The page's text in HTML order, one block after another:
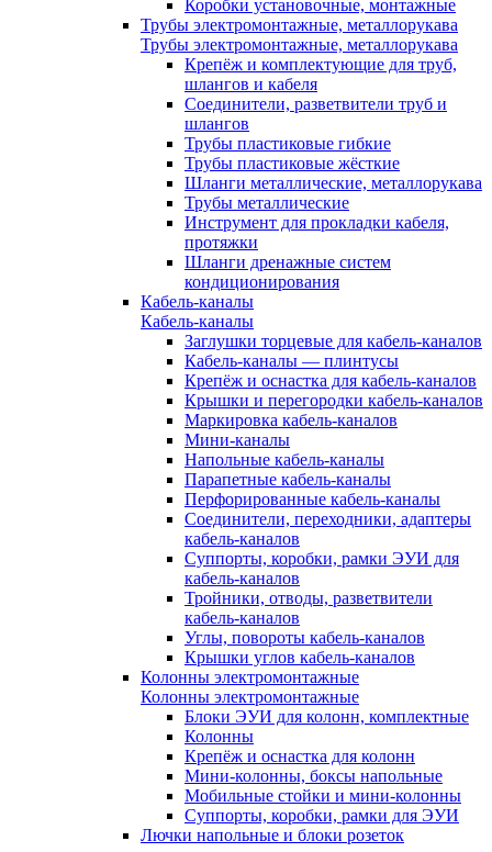
Коробки установочные, монтажные
Трубы электромонтажные, металлорукава
Трубы электромонтажные, металлорукава
Крепёж и комплектующие для труб,
шлангов и кабеля
Соединители, разветвители труб и
шлангов
Трубы пластиковые гибкие
Трубы пластиковые жёсткие
Шланги металлические, металлорукава
Трубы металлические
Инструмент для прокладки кабеля,
протяжки
Шланги дренажные систем
кондиционирования
Кабель-каналы
Кабель-каналы
Заглушки торцевые для кабель-каналов
Кабель-каналы — плинтусы
Крепёж и оснастка для кабель-каналов
Крышки и перегородки кабель-каналов
Маркировка кабель-каналов
Мини-каналы
Напольные кабель-каналы
Парапетные кабель-каналы
Перфорированные кабель-каналы
Соединители, переходники, адаптеры
кабель-каналов
Суппорты, коробки, рамки ЭУИ для
кабель-каналов
Тройники, отводы, разветвители
кабель-каналов
Углы, повороты кабель-каналов
Крышки углов кабель-каналов
Колонны электромонтажные
Колонны электромонтажные
Блоки ЭУИ для колонн, комплектные
Колонны
Крепёж и оснастка для колонн
Мини-колонны, боксы напольные
Мобильные стойки и мини-колонны
Суппорты, коробки, рамки для ЭУИ
Лючки напольные и блоки розеток